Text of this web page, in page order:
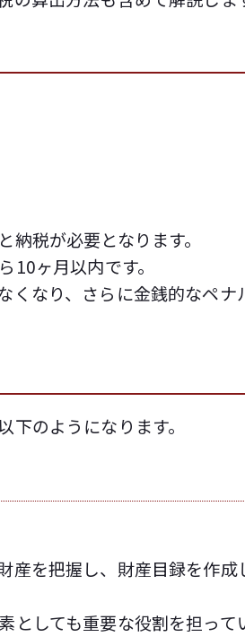
税が必要となります。
ヶ月以内です。
くなり、さらに金銭的なペナ
のようになります。
産を把握し、財産目録を作成
しても重要な役割を担って